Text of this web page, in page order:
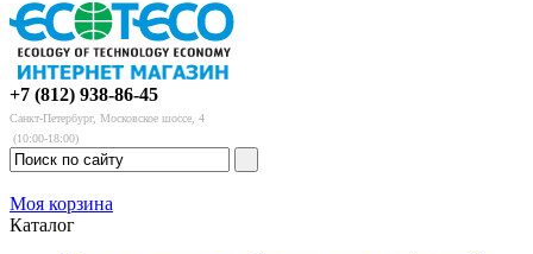
+7 (812) 938-86-45
Санкт-Петербург, Московское шоссе, 4
(10:00-18:00)
Моя корзина
Каталог